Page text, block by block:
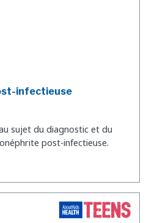
infectieuse
sujet du diagnostic et du
post-infectieuse.